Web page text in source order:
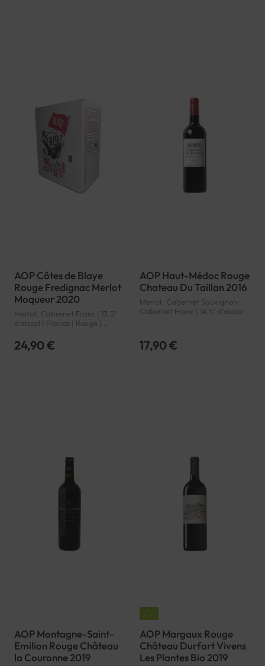
AOP Côtes de Blaye
Rouge Fredignac Merlot
Moqueur 2020
Merlot, Cabernet Franc | 13.5°
d'alcool | France | Rouge |
AOP
24,90 €
AOP Haut-Médoc Rouge
Chateau Du Taillan 2016
Merlot, Cabernet Sauvignon,
Cabernet Franc | 14.5° d'alcool |
17,90 €
AOP Montagne-Saint-
Emilion Rouge Château
la Couronne 2019
AOP Margaux Rouge
Château Durfort Vivens
Les Plantes Bio 2019